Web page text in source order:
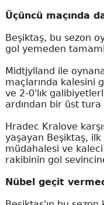
Üçüncü maçında
Beşiktaş, bu sezon
gol yemeden
Midtjylland ile
maçlarında kalesini
ve 2-0'lık
ardından bir üst tura
Hradec Kralove
yaşayan Beşiktaş,
müdahalesi ve
rakibinin gol
Nübel geçit